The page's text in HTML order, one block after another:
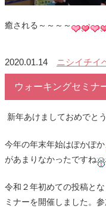
癒される～～～～
2020.01.14 ニシイチイ
ウォーキングセミナ
新年あけましておめでと
今年の年末年始はぽかぽか
があまりなかったですね
令和２年初めての投稿と
ミナーを開催しました。